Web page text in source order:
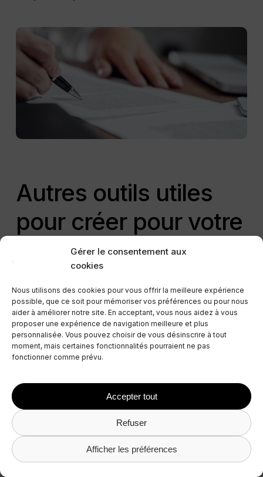
Gérer le consentement aux
cookies
Nous utilisons des cookies pour vous offrir la meilleure expérience
possible, que ce soit pour mémoriser vos préférences ou pour nous
aider à améliorer notre site. En acceptant, vous nous aidez à vous
proposer une expérience de navigation meilleure et plus
personnalisée. Vous pouvez choisir de vous désinscrire à tout
moment, mais certaines fonctionnalités pourraient ne pas
fonctionner comme prévu.
Accepter tout
Refuser
Afficher les préférences
Autres outils utiles
pour créer pour votre
Business Plan de
Marketplace
Collaborer avec des partenaires
simplifier nos tâches et même nous aider à
automatiser une grande partie de notre flux de
travail. Des outils de check-in automatique, de
tarification, de serrures connectées, de gestion
du nettoyage, et bien d’autres encore, peuvent
améliorer la qualité globale du service que nous